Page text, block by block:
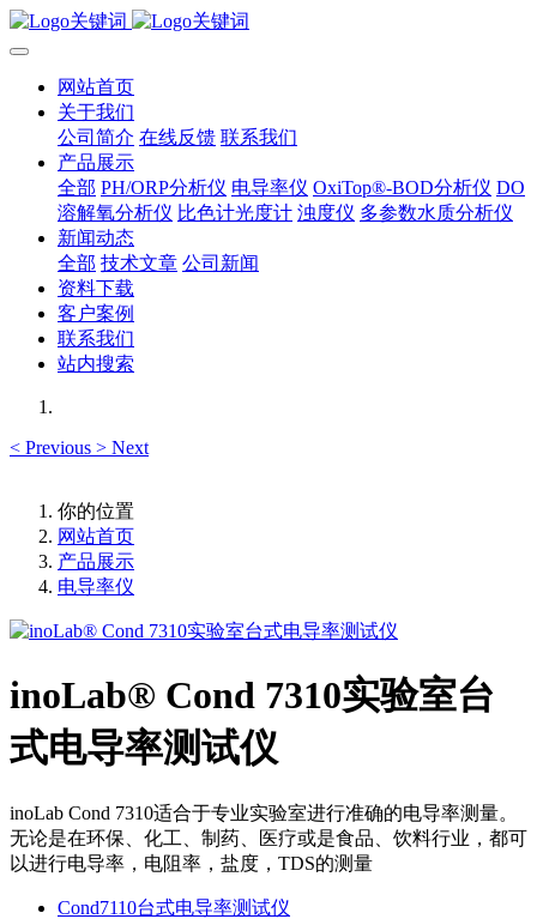
网站首页
关于我们
公司简介 在线反馈 联系我们
产品展示
全部 PH/ORP分析仪 电导率仪 OxiTop®-BOD分析仪 DO
溶解氧分析仪 比色计光度计 浊度仪 多参数水质分析仪
新闻动态
全部 技术文章 公司新闻
资料下载
客户案例
联系我们
站内搜索
< Previous > Next
你的位置
网站首页
产品展示
电导率仪
inoLab® Cond 7310实验室台
式电导率测试仪
inoLab Cond 7310适合于专业实验室进行准确的电导率测量。
无论是在环保、化工、制药、医疗或是食品、饮料行业，都可
以进行电导率，电阻率，盐度，TDS的测量
Cond7110台式电导率测试仪